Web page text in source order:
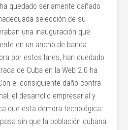
quedado seriamente dañado
selección de su
una inauguración que
en un ancho de banda
por estos lares, han quedado
de Cuba en la Web 2.0 ha
el consiguiente daño contra
el desarrollo empresarial y
que esta demora tecnológica
sin que la población cubana